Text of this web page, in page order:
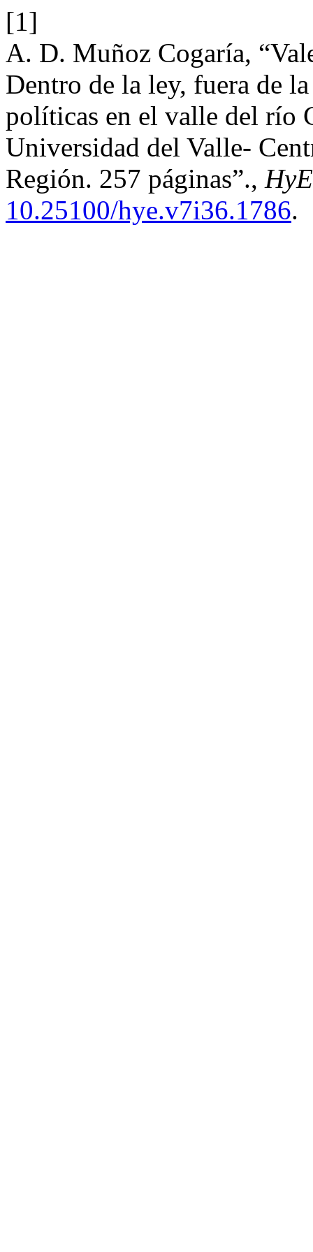
[1]
A. D. Muñoz Cogaría,
Dentro de la ley, fuera de
políticas en el valle del río
Universidad del Valle-
Región. 257 páginas”., HyE
10.25100/hye.v7i36.1786.